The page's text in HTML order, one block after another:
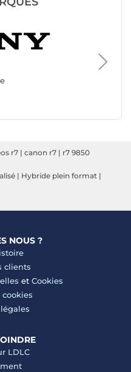
Nikon
r7 | canon r7 | r7 9850
| Hybride plein format |
NOUS ?
clients
et Cookies
cookies
LDLC